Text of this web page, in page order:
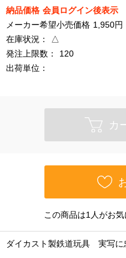
納品価格 会員ログイン後表示
メーカー希望小売価格 1,950円
在庫状況：
△
発注上限数：
120
出荷単位：
カ
この商品は1人がお気
ダイカスト製鉄道玩具 実写に